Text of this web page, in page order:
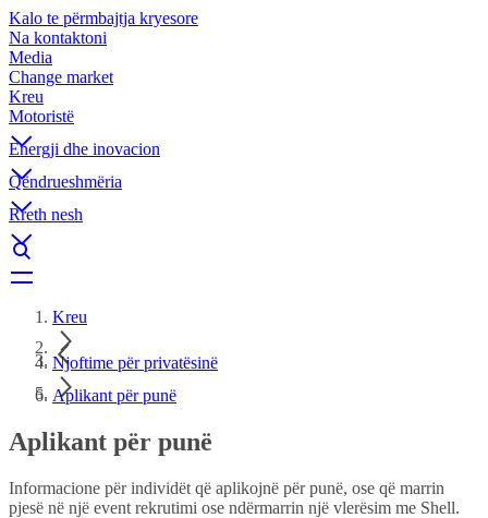
Kalo te përmbajtja kryesore
Na kontaktoni
Media
Change market
Kreu
Motoristë
Energji dhe inovacion
Qëndrueshmëria
Rreth nesh
Kreu
Njoftime për privatësinë
Aplikant për punë
Aplikant për punë
Informacione për individët që aplikojnë për punë, ose që marrin
pjesë në një event rekrutimi ose ndërmarrin një vlerësim me Shell.